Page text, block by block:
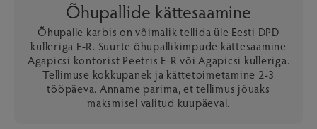
Õhupallide kättesaamine
Õhupalle karbis on võimalik tellida üle Eesti DPD
kulleriga E-R. Suurte õhupallikimpude kättesaamine
Agapicsi kontorist Peetris E-R või Agapicsi kulleriga.
Tellimuse kokkupanek ja kättetoimetamine 2-3
tööpäeva. Anname parima, et tellimus jõuaks
maksmisel valitud kuupäeval.